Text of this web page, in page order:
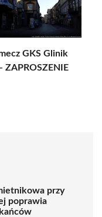
GKS Glinik
ZAPROSZENIE
przy
poprawia